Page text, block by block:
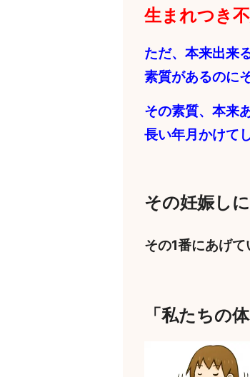
生まれつき
ただ、本来出来
素質があるのに
その素質、本来
長い年月かけて
その妊娠し
その1番にあげ
「私たちの